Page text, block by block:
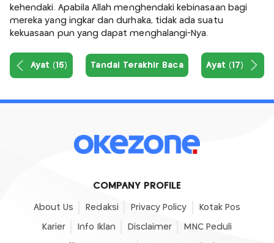
kehendaki. Apabila Allah menghendaki kebinasaan bagi
mereka yang ingkar dan durhaka, tidak ada suatu
kekuasaan pun yang dapat menghalangi-Nya.
Ayat (15) Tandai Terakhir Baca Ayat (17)
COMPANY PROFILE
About Us Redaksi Privacy Policy Kotak Pos
Karier Info Iklan Disclaimer MNC Peduli